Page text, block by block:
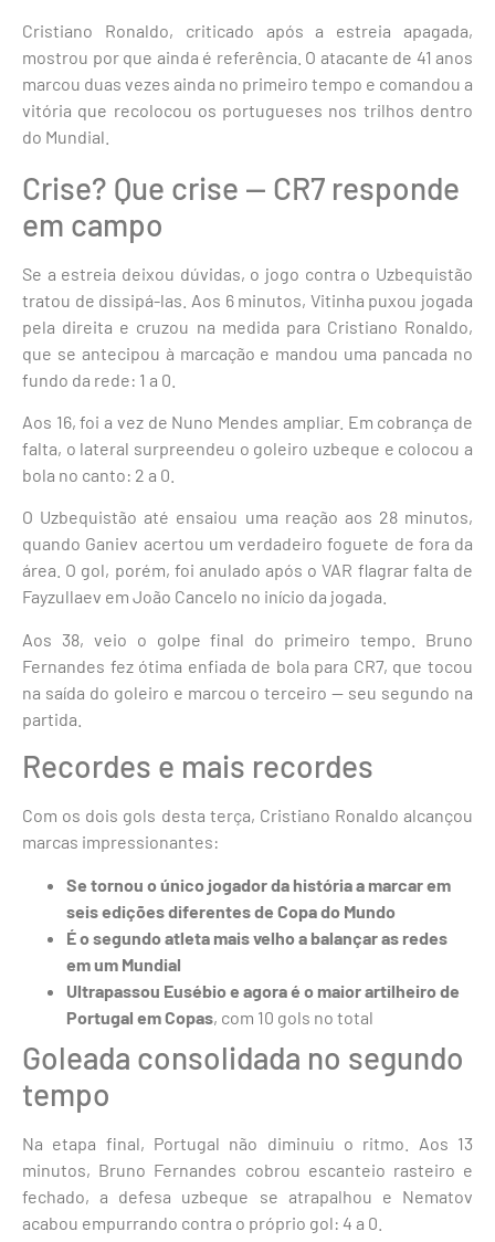
Cristiano Ronaldo, criticado após a estreia apagada,
mostrou por que ainda é referência. O atacante de 41 anos
marcou duas vezes ainda no primeiro tempo e comandou a
vitória que recolocou os portugueses nos trilhos dentro
do Mundial.
Crise? Que crise — CR7 responde
em campo
Se a estreia deixou dúvidas, o jogo contra o Uzbequistão
tratou de dissipá-las. Aos 6 minutos, Vitinha puxou jogada
pela direita e cruzou na medida para Cristiano Ronaldo,
que se antecipou à marcação e mandou uma pancada no
fundo da rede: 1 a 0.
Aos 16, foi a vez de Nuno Mendes ampliar. Em cobrança de
falta, o lateral surpreendeu o goleiro uzbeque e colocou a
bola no canto: 2 a 0.
O Uzbequistão até ensaiou uma reação aos 28 minutos,
quando Ganiev acertou um verdadeiro foguete de fora da
área. O gol, porém, foi anulado após o VAR flagrar falta de
Fayzullaev em João Cancelo no início da jogada.
Aos 38, veio o golpe final do primeiro tempo. Bruno
Fernandes fez ótima enfiada de bola para CR7, que tocou
na saída do goleiro e marcou o terceiro — seu segundo na
partida.
Recordes e mais recordes
Com os dois gols desta terça, Cristiano Ronaldo alcançou
marcas impressionantes:
Se tornou o único jogador da história a marcar em
seis edições diferentes de Copa do Mundo
É o segundo atleta mais velho a balançar as redes
em um Mundial
Ultrapassou Eusébio e agora é o maior artilheiro de
Portugal em Copas, com 10 gols no total
Goleada consolidada no segundo
tempo
Na etapa final, Portugal não diminuiu o ritmo. Aos 13
minutos, Bruno Fernandes cobrou escanteio rasteiro e
fechado, a defesa uzbeque se atrapalhou e Nematov
acabou empurrando contra o próprio gol: 4 a 0.